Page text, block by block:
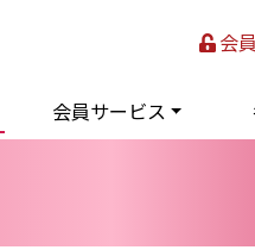
会
会員サービス